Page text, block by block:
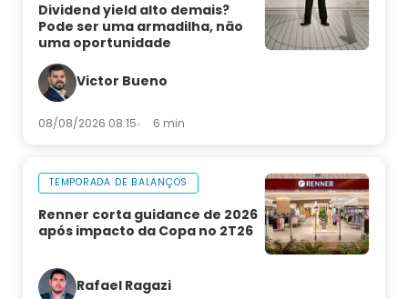
Dividend yield alto demais?
Pode ser uma armadilha, não
uma oportunidade
Victor Bueno
08/08/2026 08:15 6 min
TEMPORADA DE BALANÇOS
Renner corta guidance de 2026
após impacto da Copa no 2T26
Rafael Ragazi